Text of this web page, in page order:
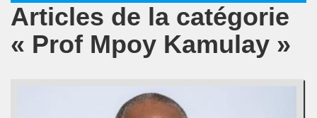
Articles de la catégorie
« Prof Mpoy Kamulay »